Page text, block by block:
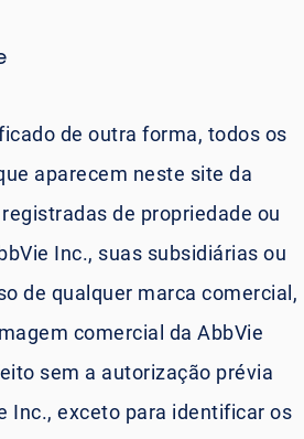
de outra forma, todos os
aparecem neste site da
de propriedade ou
Inc., suas subsidiárias ou
de qualquer marca comercial,
comercial da AbbVie
sem a autorização prévia
Inc., exceto para identificar os